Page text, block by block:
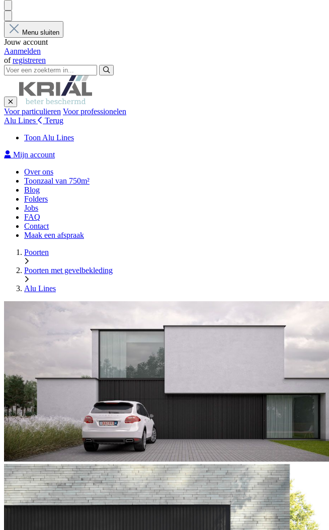
Menu sluiten
Jouw account
Aanmelden
ofregistreren
Voor particulieren Voor professionelen
Alu Lines
Terug
Toon Alu Lines
Mijn account
Over ons
Toonzaal van 750m²
Blog
Folders
Jobs
FAQ
Contact
Maak een afspraak
Poorten
Poorten met gevelbekleding
Alu Lines